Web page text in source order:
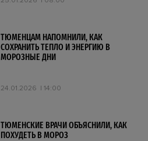
ТЮМЕНЦАМ НАПОМНИЛИ, КАК
СОХРАНИТЬ ТЕПЛО И ЭНЕРГИЮ В
МОРОЗНЫЕ ДНИ
24.01.2026 14:00
ТЮМЕНСКИЕ ВРАЧИ ОБЪЯСНИЛИ, КАК
ПОХУДЕТЬ В МОРОЗ